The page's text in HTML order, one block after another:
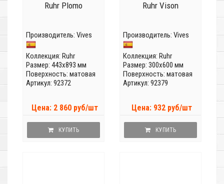
Ruhr Plomo
Производитель: Vives
Коллекция: Ruhr
Размер: 443x893 мм
Поверхность: матовая
Артикул: 92372
Цена: 2 860 руб/шт
КУПИТЬ
Ruhr Vison
Производитель: Vives
Коллекция: Ruhr
Размер: 300x600 мм
Поверхность: матовая
Артикул: 92379
Цена: 932 руб/шт
КУПИТЬ